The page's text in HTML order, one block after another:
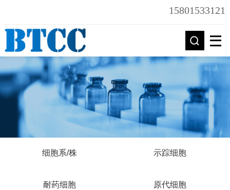
15801533121
细胞系/株 示踪细胞
耐药细胞 原代细胞